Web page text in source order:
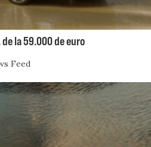
la 59.000 de euro
Feed